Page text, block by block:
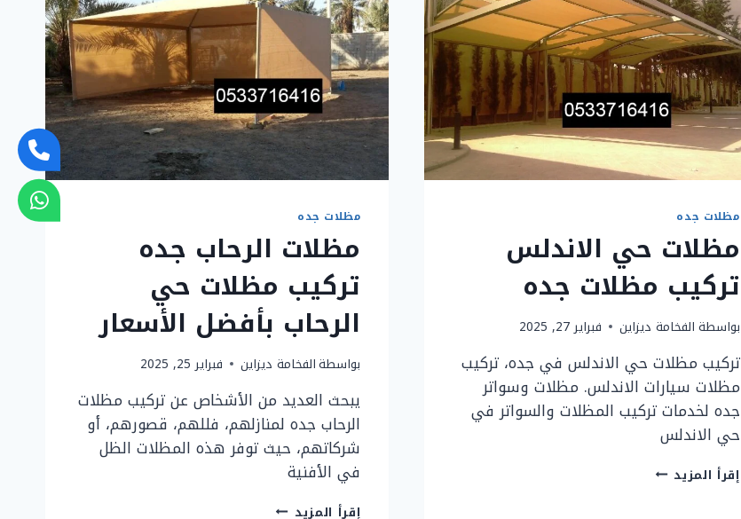
مظلات جده
مظلات حي الاندلس
تركيب مظلات جده
بواسطة الفخامة ديزاين فبراير 27, 2025
تركيب مظلات حي الاندلس في جده، تركيب
مظلات سيارات الاندلس. مظلات وسواتر
جده لخدمات تركيب المظلات والسواتر في
حي الاندلس
إقرأ المزيد مظلات
مظلات جده
مظلات الرحاب جده
تركيب مظلات حي
الرحاب بأفضل الأسعار
بواسطةالفخامة ديزاين فبراير 25, 2025
يبحث العديد من الأشخاص عن تركيب مظلات
الرحاب جده لمنازلهم، فللهم، قصورهم، أو
شركاتهم، حيث توفر هذه المظلات الظل
في الأفنية
إقرأ المزيد مظلات